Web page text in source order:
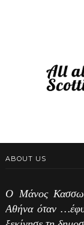
ABOUT US
Ο Μάνος
Αθήνα όταν